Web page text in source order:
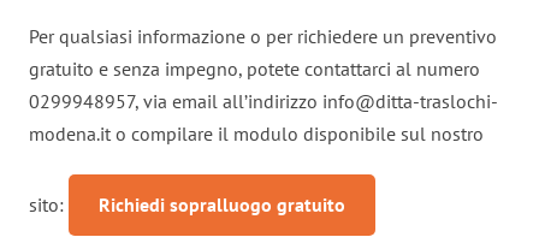
Per qualsiasi informazione o per richiedere un preventivo
gratuito e senza impegno, potete contattarci al numero
0299948957, via email all’indirizzo info@ditta-traslochi-
modena.it o compilare il modulo disponibile sul nostro
sito: Richiedi sopralluogo gratuito